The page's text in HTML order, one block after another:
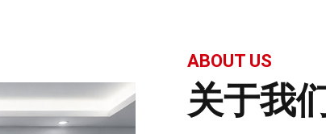
ABOUT US
关于我